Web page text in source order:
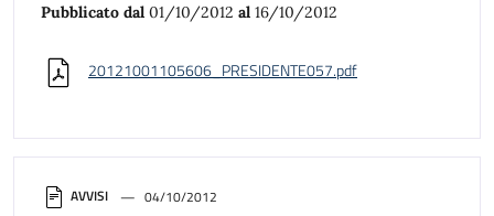
AVVISI 04/10/2012
Pubblicato dal 01/10/2012 al 16/10/2012
20121001105606_PRESIDENTE057.pdf